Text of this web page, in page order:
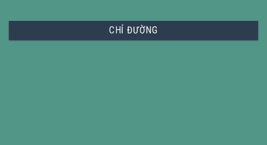
CHỈ ĐƯỜNG